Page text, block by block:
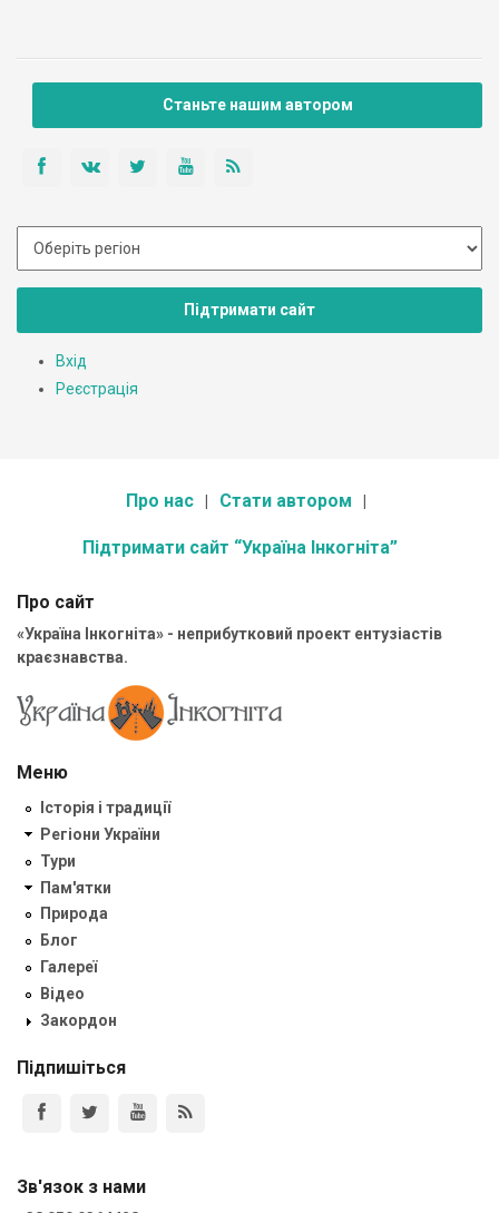
Станьте нашим автором
Підтримати сайт
Вхід
Реєстрація
Про нас Стати автором
Підтримати сайт “Україна Інкогніта”
Про сайт
«Україна Інкогніта» - неприбутковий проект ентузіастів
краєзнавства.
Меню
Історія і традиції
Регіони України
Тури
Пам'ятки
Природа
Блог
Галереї
Відео
Закордон
Підпишіться
Зв'язок з нами